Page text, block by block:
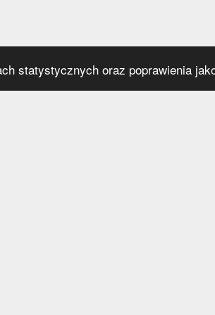
statystycznych oraz poprawienia